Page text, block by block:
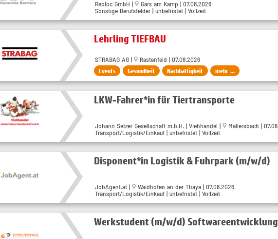
Rebloc GmbH |
Gars am Kamp | 07.08.2026
Sonstige Berufsfelder | unbefristet | Vollzeit
Lehrling TIEFBAU
STRABAG AG | Rastenfeld | 07.08.2026
Events Gesundheit Nachhaltigkeit mehr ...
LKW-Fahrer*in für Tiertransporte
Johann Setzer Gesellschaft m.b.H. | Viehhandel |
Mallersbach |
Transport/Logistik/Einkauf | unbefristet | Vollzeit
Disponent*in Logistik & Fuhrpark (m/w/d)
JobAgent.at |
Waidhofen an der Thaya | 07.08.2026
Transport/Logistik/Einkauf | unbefristet | Vollzeit
Werkstudent (m/w/d)